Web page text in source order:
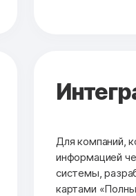
Для компаний,
информацией
системы,
картами